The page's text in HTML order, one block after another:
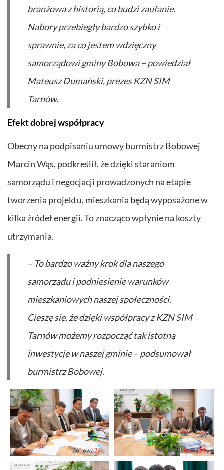
branżowa z historią, co budzi zaufanie.
Nabory przebiegły bardzo szybko i
sprawnie, za co jestem wdzięczny
samorządowi gminy Bobowa – powiedział
Mateusz Dumański, prezes KZN SIM
Tarnów.
Efekt dobrej współpracy
Obecny na podpisaniu umowy burmistrz Bobowej
Marcin Wąs, podkreślił, że dzięki staraniom
samorządu i negocjacji prowadzonych na etapie
tworzenia projektu, mieszkania będą wyposażone w
kilka źródeł energii. To znacząco wpłynie na koszty
utrzymania.
– To bardzo ważny krok dla naszego
samorządu i podniesienie warunków
mieszkaniowych naszej społeczności.
Cieszę się, że dzięki współpracy z KZN SIM
Tarnów możemy rozpocząć tak istotną
inwestycję w naszej gminie – podsumował
burmistrz Bobowej.